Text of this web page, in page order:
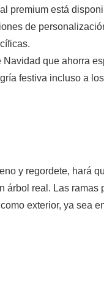
premium está
de
Navidad que ahorra
festiva incluso a
y regordete, hará
árbol real. Las
exterior, ya sea